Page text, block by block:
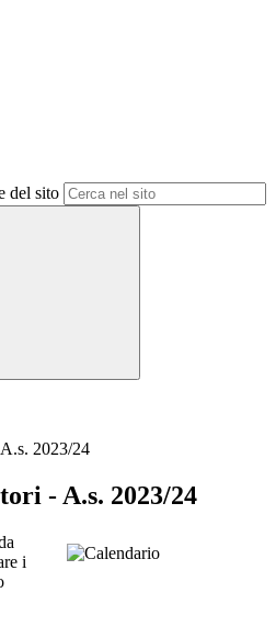
del sito
2023/24
- A.s. 2023/24
i